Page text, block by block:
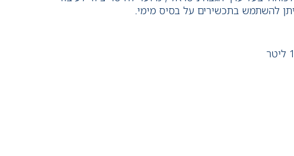
להשתמש בתכשירים על בסיס מימי.